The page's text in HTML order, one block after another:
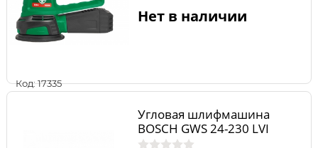
Код: 17335
Нет в наличии
Угловая шлифмашина
BOSCH GWS 24-230 LVI